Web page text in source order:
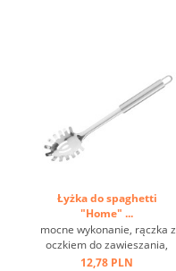
Łyżka do spaghetti
"Home" ...
mocne wykonanie, rączka z
oczkiem do zawieszania,
stal nierdzewna ...
12,78 PLN